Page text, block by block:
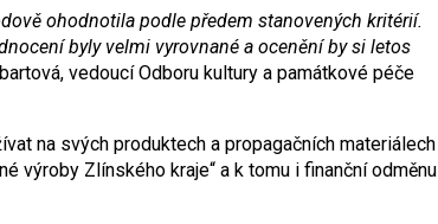
ohodnotila podle předem stanovených kritérií.
byly velmi vyrovnané a ocenění by si letos
vedoucí Odboru kultury a památkové péče
na svých produktech a propagačních materiálech
výroby Zlínského kraje“ a k tomu i finanční odměnu